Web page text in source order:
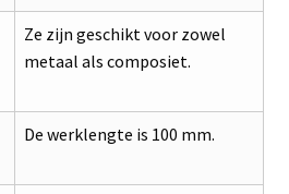
Ze zijn geschikt voor zowel
metaal als composiet.
De werklengte is 100 mm.